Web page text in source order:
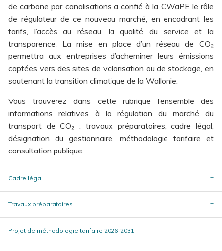
de carbone par canalisations a confié à la CWaPE le rôle
de régulateur de ce nouveau marché, en encadrant les
tarifs, l’accès au réseau, la qualité du service et la
transparence. La mise en place d’un réseau de CO₂
permettra aux entreprises d’acheminer leurs émissions
captées vers des sites de valorisation ou de stockage, en
soutenant la transition climatique de la Wallonie.
Vous trouverez dans cette rubrique l’ensemble des
informations relatives à la régulation du marché du
transport de CO₂ : travaux préparatoires, cadre légal,
désignation du gestionnaire, méthodologie tarifaire et
consultation publique.
Cadre légal
Travaux préparatoires
Projet de méthodologie tarifaire 2026-2031